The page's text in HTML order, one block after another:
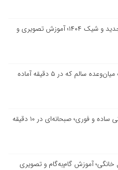
۱۰ مدل دسر یلدایی جدید و شیک ۱۴۰۴؛ آموزش تصویری و
دسر ماست و انار؛ یک میان‌وعده سالم که در ۵ دقیقه آماده
و فوری؛ صبحانه‌ای در ۱۰ دقیقه
آموزش گام‌به‌گام و تصویری